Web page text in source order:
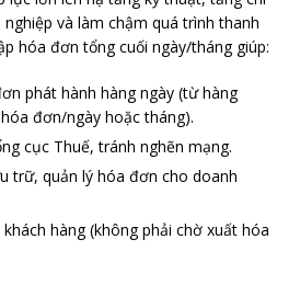
và làm chậm quá trình thanh
hóa đơn tổng cuối ngày/tháng giúp:
phát hành hàng ngày (từ hàng
đơn/ngày hoặc tháng).
cục Thuế, tránh nghẽn mạng.
trữ, quản lý hóa đơn cho doanh
hàng (không phải chờ xuất hóa